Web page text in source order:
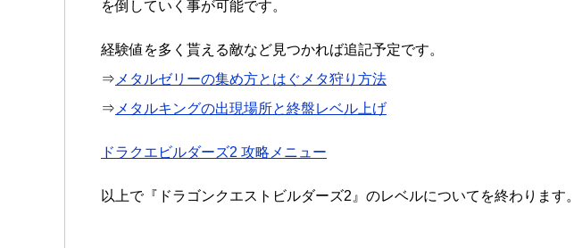
を倒していく事が可能です。
経験値を多く貰える敵など見つかれば追記予定です。
⇒ メタルゼリーの集め方とはぐメタ狩り方法
⇒ メタルキングの出現場所と終盤レベル上げ
ドラクエビルダーズ2 攻略メニュー
以上で『ドラゴンクエストビルダーズ2』のレベルについてを終わります。